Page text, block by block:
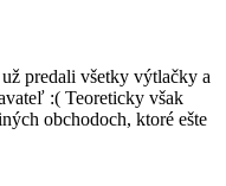
predali všetky výtlačky a
:( Teoreticky však
obchodoch, ktoré ešte